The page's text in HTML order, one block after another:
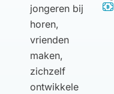
jongeren bij
horen,
vrienden
maken,
zichzelf
ontwikkele